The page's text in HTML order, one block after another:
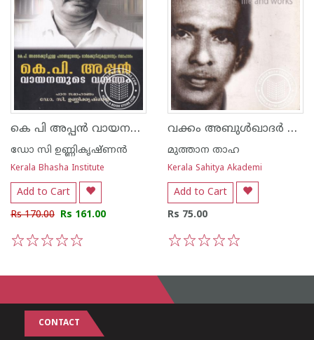
കെ പി അപ്പന്‍ വായനയുടെ വസന്തം
ഡോ സി ഉണ്ണികൃഷ്ണന്‍
Kerala Bhasha Institute
Add to Cart
Rs 170.00 Rs 161.00
വക്കം അബുള്‍ഖാദര്‍ ജീവിതവും കൃതികളും
മുത്താന താഹ
Kerala Sahitya Akademi
Add to Cart
Rs 75.00
CONTACT